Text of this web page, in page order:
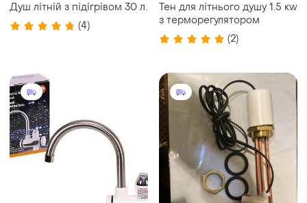
Душ літній з підігрівом 30 л.
(4)
Тен для літнього душу 1.5 кw
з терморегулятором
(2)